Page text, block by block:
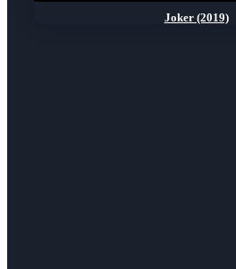
Joker (2019)